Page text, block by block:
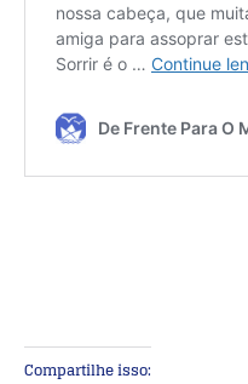
Compartilhe isso: